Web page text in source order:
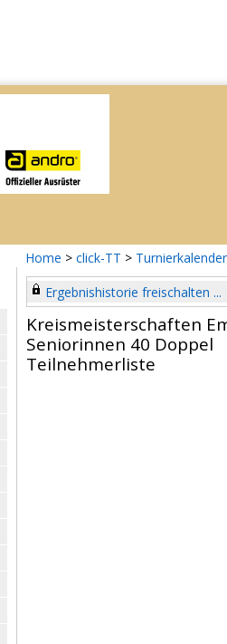
Home > click-TT > Turnierkalender
Ergebnishistorie freischalten ...
Kreismeisterschaften
Seniorinnen 40 Doppel
Teilnehmerliste